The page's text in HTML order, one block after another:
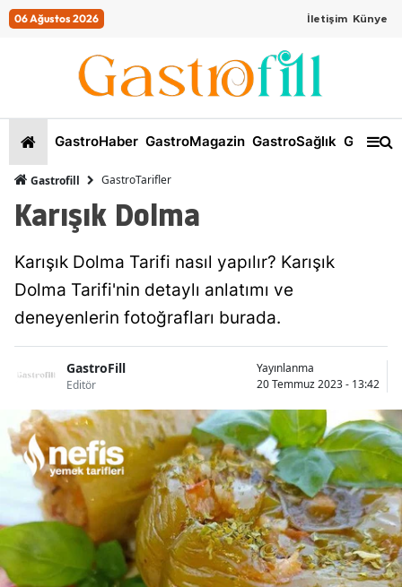
06 Ağustos 2026 İletişim Künye
GastroHaber GastroMagazin GastroSağlık
Gastrofill GastroTarifler
Karışık Dolma
Karışık Dolma Tarifi nasıl yapılır? Karışık
Dolma Tarifi'nin detaylı anlatımı ve
deneyenlerin fotoğrafları burada.
GastroFill
Editör
Yayınlanma
20 Temmuz 2023 - 13:42